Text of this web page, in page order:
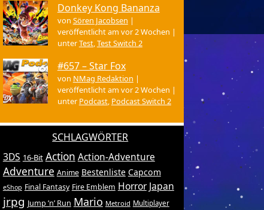
Donkey Kong Bananza
von Sören Jacobsen |
veröffentlicht am vor 2 Wochen |
unterTest,Test Switch 2
#657 – Star Fox
von NMag Redaktion |
veröffentlicht am vor 2 Wochen |
unter Podcast, Podcast Switch 2
SCHLAGWÖRTER
3DS 16-Bit Action Action-Adventure
Adventure Anime Bestenliste Capcom
eShop Final Fantasy Fire Emblem Horror Japan
jrpg Jump ’n’ Run Mario Metroid Multiplayer